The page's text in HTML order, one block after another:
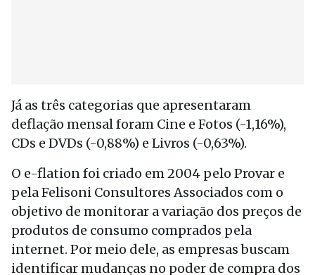
Já as três categorias que apresentaram
deflação mensal foram Cine e Fotos (-1,16%),
CDs e DVDs (-0,88%) e Livros (-0,63%).
O e-flation foi criado em 2004 pelo Provar e
pela Felisoni Consultores Associados com o
objetivo de monitorar a variação dos preços de
produtos de consumo comprados pela
internet. Por meio dele, as empresas buscam
identificar mudanças no poder de compra dos